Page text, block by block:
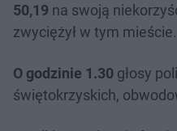
50,19 na swoją
zwyciężył w tym mieście.
O godzinie 1.30 głosy
świętokrzyskich,